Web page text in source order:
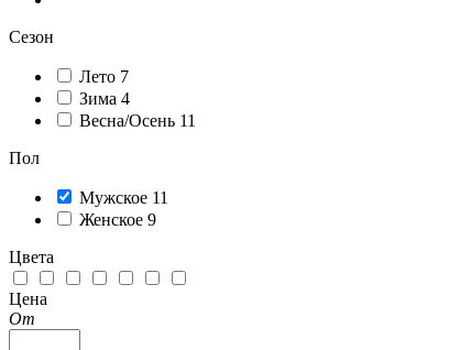
Сезон
Лето 7
Зима 4
Весна/Осень 11
Пол
Мужское 11
Женское 9
Цвета
Цена
От